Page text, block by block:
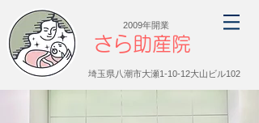
さら助産院
埼玉県八潮市大瀬1-10-12大山ビル102
2009年開業